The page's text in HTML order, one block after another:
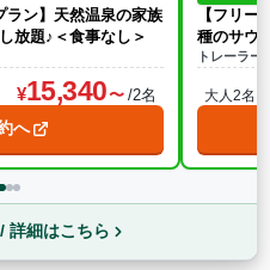
ラン】天然温泉の家族
放題♪＜食事なし＞
15,340 /2名
へ
【フリ
種のサウ
イ
トレーラー
大人2名
詳細はこちら